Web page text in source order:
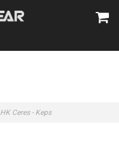
HK Ceres - Keps